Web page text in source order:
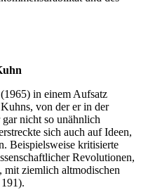
in einem Aufsatz
von der er in der
gar nicht so unähnlich
sich auch auf Ideen,
Beispielsweise kritisierte
Revolutionen,
mit ziemlich altmodischen